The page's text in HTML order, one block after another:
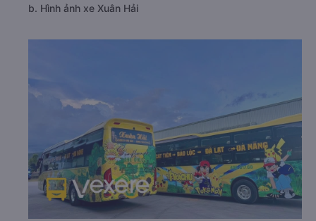
b. Hình ảnh xe Xuân Hải